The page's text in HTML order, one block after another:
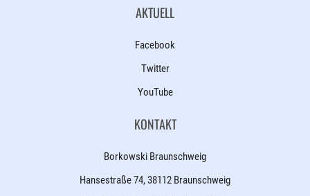
AKTUELL
Facebook
Twitter
YouTube
KONTAKT
Borkowski Braunschweig
Hansestraße 74, 38112 Braunschweig